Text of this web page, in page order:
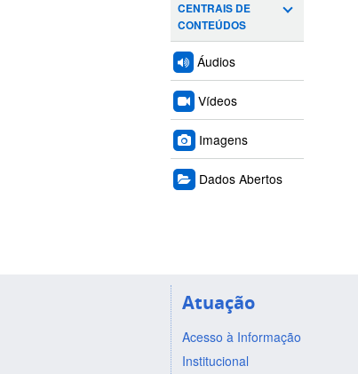
CENTRAIS DE
CONTEÚDOS
Áudios
Vídeos
Imagens
Dados Abertos
Atuação
Acesso à Informação
Institucional